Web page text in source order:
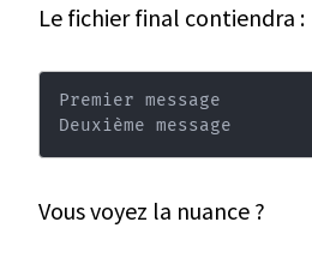
Le fichier final contiendra :
Premier message
Deuxième message
Vous voyez la nuance ?